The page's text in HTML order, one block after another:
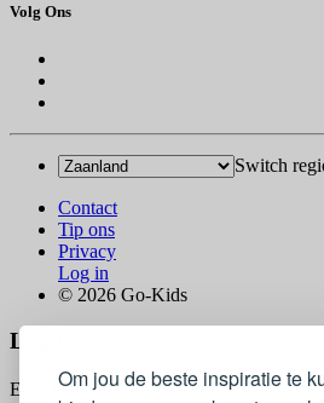
Om jou de beste inspiratie te
Volg Ons
Switch
Contact
Tip ons
Privacy
Log in
© 2026 Go-Kids
Log In
Email